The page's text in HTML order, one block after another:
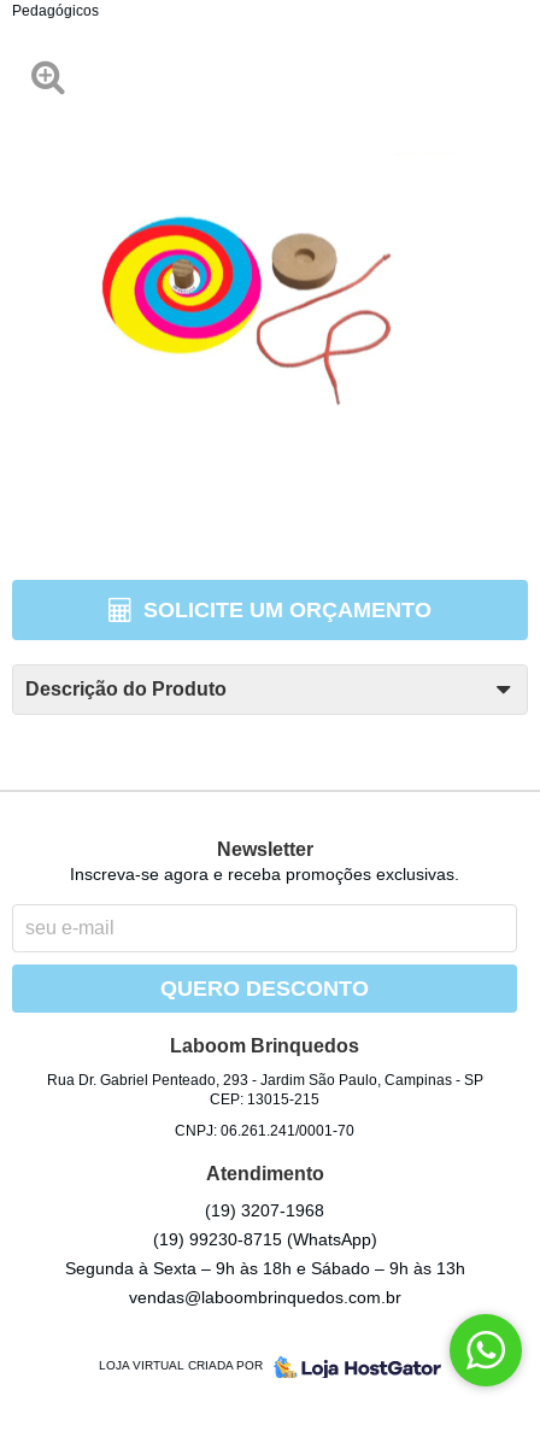
Pedagógicos
SOLICITE UM ORÇAMENTO
Descrição do Produto
Newsletter
Inscreva-se agora e receba promoções exclusivas.
QUERO DESCONTO
Laboom Brinquedos
Rua Dr. Gabriel Penteado, 293- Jardim São Paulo, Campinas- SP
CEP: 13015-215
CNPJ: 06.261.241/0001-70
Atendimento
(19) 3207-1968
(19) 99230-8715 (WhatsApp)
Segunda à Sexta – 9h às 18h e Sábado – 9h às 13h
vendas@laboombrinquedos.com.br
LOJA VIRTUAL CRIADA POR